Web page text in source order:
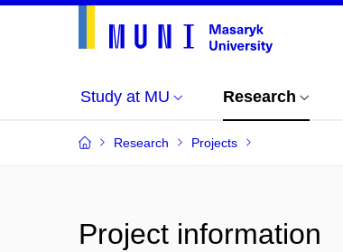
Study at MU Research
Research Projects
Project information